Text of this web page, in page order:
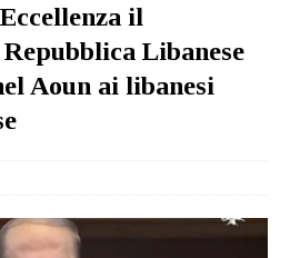
il
Libanese
Aoun ai libanesi